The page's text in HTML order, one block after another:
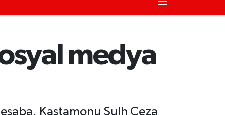
medya
Kastamonu Sulh Ceza